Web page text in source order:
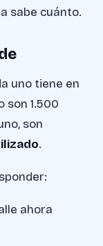
sabe cuánto.
uno tiene en
son 1.500
son
.
ahora